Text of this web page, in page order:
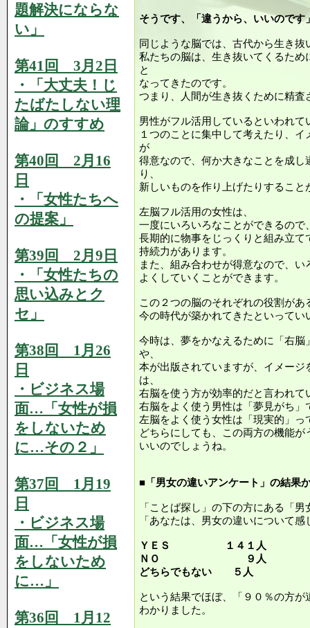
題解決にならな
い」
第41回 3月2日
・「大丈夫！じ
たばたしない理
論」のすすめ
第40回 2月16
日
・「女性たちへ
の提案」
第39回 2月9日
・「女性たちの
思い込みとク
セ」
第38回 1月26
日
・ビジネス場
面…「女性が損
をしないため
に…その２」
第37回 1月19
日
・ビジネス場
面…「女性が損
をしないため
に…」
第36回 1月12
そうです、「違うから、いいのです
同じような脳では、古代から生き
私たちの脳は、生き抜いてくるた
と
なってきたのです。
つまり、人間が生き抜くために精
男性がフル活用しているといわれて
１つのことに集中して考えたり、
が
得意なので、何か大きなことを成
り、
新しいものを作り上げたりすること
左脳フル活用の女性は、
一度にいろいろなことができるの
長期的に物事をじっくりと組み立
持続力があります。
また、組み合わせが得意なので、
よくしていくことができます。
この２つの脳のそれぞれの役割があ
今の時代が築かれてきたといってい
今時は、夢をかなえるために「右
や、
本が出版されていますが、イメー
は、
右脳を使う方が効率的だと言われて
右脳をよく使う男性は「夢見がち」
左脳をよく使う女性は「現実的」
どちらにしても、この両方の機能
いいのでしょうね。
■「男女の違いアンケート」の結果
「ことば探し」の下の方にある「
「あなたは、男女の違いについて
ＹＥＳ １４１人
ＮＯ ９人
どちらでもない ５人
という結果でほぼ、「９０％の方
わかりました。